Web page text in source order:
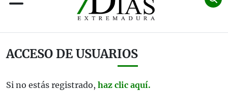
ACCESO DE USUARIOS
Si no estás registrado, haz clic aquí.